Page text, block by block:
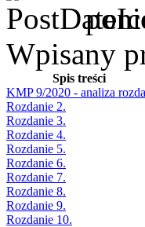
Wpisany
Spis treści
KMP 9/2020 - analiza
Rozdanie 2.
Rozdanie 3.
Rozdanie 4.
Rozdanie 5.
Rozdanie 6.
Rozdanie 7.
Rozdanie 8.
Rozdanie 9.
Rozdanie 10.